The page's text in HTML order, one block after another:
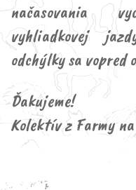
načasovania
vyhliadkovej
odchýlky sa vopred
Ďakujeme!
Kolektív z Farmy